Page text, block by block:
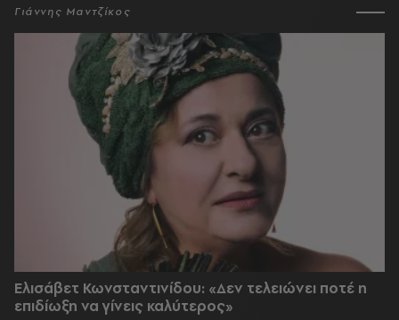
Γιάννης Μαντζίκος
Ελισάβετ Κωνσταντινίδου: «Δεν τελειώνει ποτέ η
επιδίωξη να γίνεις καλύτερος»